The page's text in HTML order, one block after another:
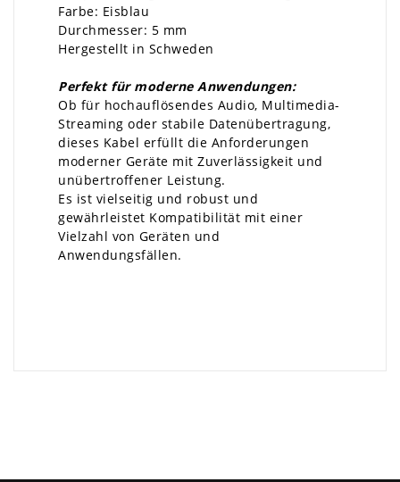
Farbe: Eisblau
Durchmesser: 5 mm
Hergestellt in Schweden
Perfekt für moderne Anwendungen:
Ob für hochauflösendes Audio, Multimedia-
Streaming oder stabile Datenübertragung,
dieses Kabel erfüllt die Anforderungen
moderner Geräte mit Zuverlässigkeit und
unübertroffener Leistung.
Es ist vielseitig und robust und
gewährleistet Kompatibilität mit einer
Vielzahl von Geräten und
Anwendungsfällen.